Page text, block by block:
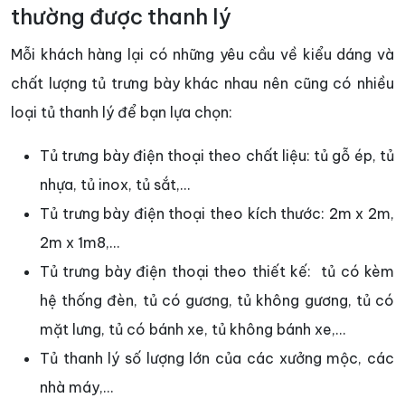
thường được thanh lý
Mỗi khách hàng lại có những yêu cầu về kiểu dáng và
chất lượng tủ trưng bày khác nhau nên cũng có nhiều
loại tủ thanh lý để bạn lựa chọn:
Tủ trưng bày điện thoại theo chất liệu: tủ gỗ ép, tủ
nhựa, tủ inox, tủ sắt,...
Tủ trưng bày điện thoại theo kích thước: 2m x 2m,
2m x 1m8,...
Tủ trưng bày điện thoại theo thiết kế: tủ có kèm
hệ thống đèn, tủ có gương, tủ không gương, tủ có
mặt lưng, tủ có bánh xe, tủ không bánh xe,...
Tủ thanh lý số lượng lớn của các xưởng mộc, các
nhà máy,...